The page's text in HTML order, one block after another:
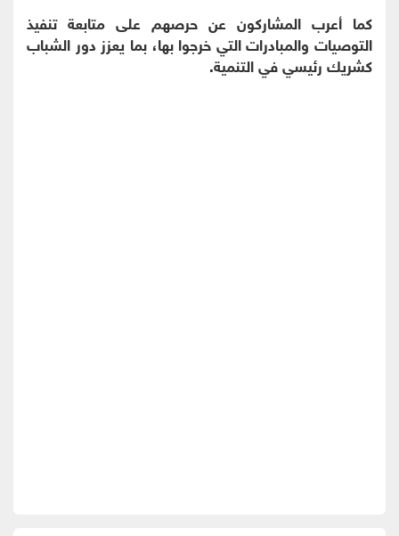
كما أعرب المشاركون عن حرصهم على متابعة تنفيذ
التوصيات والمبادرات التي خرجوا بها، بما يعزز دور الشباب
كشريك رئيسي في التنمية.